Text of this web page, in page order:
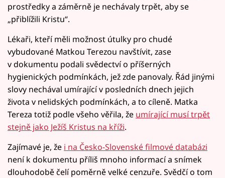
prostředky a záměrně je nechávaly trpět, aby se
„přiblížili Kristu“.
Lékaři, kteří měli možnost útulky pro chudé
vybudované Matkou Terezou navštívit, zase
v dokumentu podali svědectví o příšerných
hygienických podmínkách, jež zde panovaly. Řád jinými
slovy nechával umírající v posledních dnech jejich
života v nelidských podmínkách, a to cíleně. Matka
Tereza totiž podle všeho věřila, že umírající musí trpět
stejně jako Ježíš Kristus na kříži.
Zajímavé je, že i na Česko-Slovenské filmové databázi
není k dokumentu příliš mnoho informací a snímek
dlouhodobě čelí poměrně velké cenzuře. Svědčí o tom